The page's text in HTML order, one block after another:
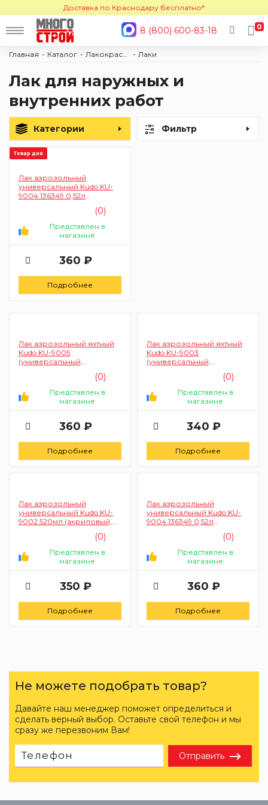
Доставка по Краснодару бесплатно*
8 (800) 600-83-18 0
Главная Каталог Лаки
Лак для наружных и
внутренних работ
Категории Фильтр
Товар дня
Лак аэрозольный
универсальный Kudo KU-
9004 136349 0,52л
(0)
Представлен в
магазине
360 ₽
Подробнее
Лак аэрозольный яхтный
Kudo KU-9005
(универсальный,
(0)
Представлен в
магазине
360 ₽
Подробнее
Лак аэрозольный яхтный
Kudo KU-9003
(универсальный,
(0)
Представлен в
магазине
340 ₽
Подробнее
Лак аэрозольный
универсальный Kudo KU-
9002 520мл (акриловый,
(0)
Представлен в
магазине
350 ₽
Подробнее
Лак аэрозольный
универсальный Kudo KU-
9004 136349 0,52л
(0)
Представлен в
магазине
360 ₽
Подробнее
Не можете подобрать товар?
Давайте наш менеджер поможет определиться и
сделать верный выбор. Оставьте свой телефон и мы
сразу же перезвоним Вам!
Отправить